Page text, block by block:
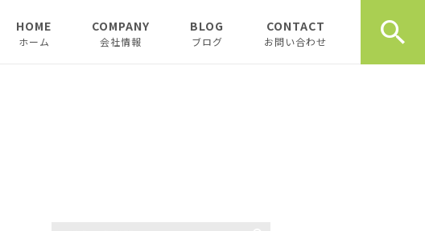
HOME
ホーム
COMPANY
会社情報
BLOG
ブログ
CONTACT
お問い合わせ